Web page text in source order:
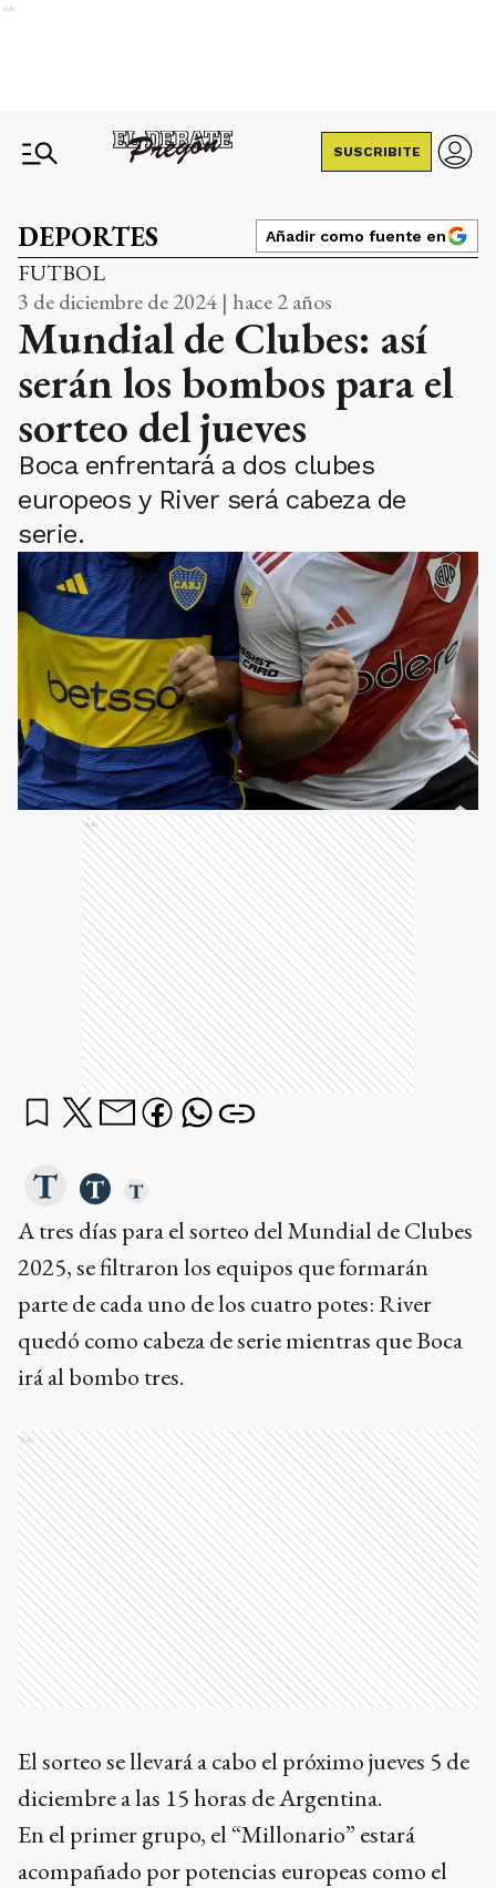
Ads
SUSCRIBITE
DEPORTES Añadir como fuente en
FUTBOL
3 de diciembre de 2024 | hace 2 años
Mundial de Clubes: así
serán los bombos para el
sorteo del jueves
Boca enfrentará a dos clubes
europeos y River será cabeza de
serie.
Ads
A tres días para el sorteo del Mundial de Clubes
2025, se filtraron los equipos que formarán
parte de cada uno de los cuatro potes: River
quedó como cabeza de serie mientras que Boca
irá al bombo tres.
Ads
El sorteo se llevará a cabo el próximo jueves 5 de
diciembre a las 15 horas de Argentina.
En el primer grupo, el “Millonario” estará
acompañado por potencias europeas como el